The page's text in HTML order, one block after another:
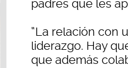
padres que les
“La relación con
liderazgo. Hay
que además